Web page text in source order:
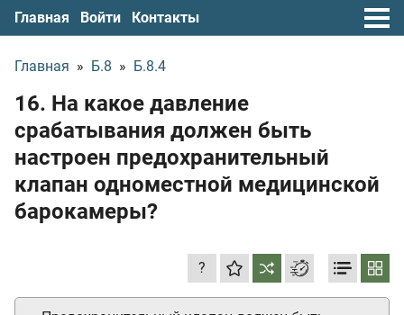
Главная Войти Контакты
Главная » Б.8 » Б.8.4
16. На какое давление
срабатывания должен быть
настроен предохранительный
клапан одноместной медицинской
барокамеры?
?